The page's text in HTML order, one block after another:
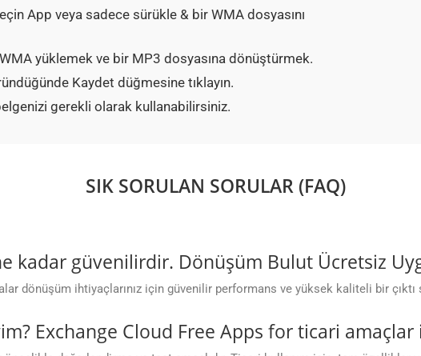
App veya sadece sürükle & bir WMA dosyasını
yüklemek ve bir MP3 dosyasına dönüştürmek.
Kaydet düğmesine tıklayın.
gerekli olarak kullanabilirsiniz.
SIK SORULAN SORULAR (FAQ)
kadar güvenilirdir. Dönüşüm Bulut Ücretsiz
dönüşüm ihtiyaçlarınız için güvenilir performans ve yüksek kaliteli bir
Exchange Cloud Free Apps for ticari amaçlar